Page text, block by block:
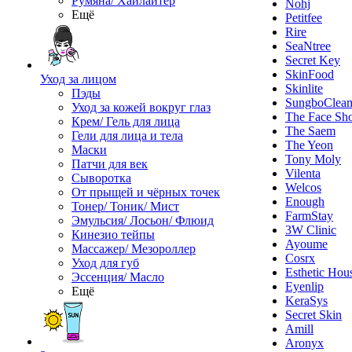
Ещё
Уход за лицом
Пэды
Уход за кожей вокруг глаз
Крем/ Гель для лица
Гели для лица и тела
Маски
Патчи для век
Сыворотка
От прыщей и чёрных точек
Тонер/ Тоник/ Мист
Эмульсия/ Лосьон/ Флюид
Кинезио тейпы
Массажер/ Мезороллер
Уход для губ
Эссенция/ Масло
Ещё
Nohj
Petitfee
Rire
SeaNtree
Secret Key
SkinFood
Skinlite
The Face
The Saem
The Yeon
Tony Moly
Vilenta
Welcos
Enough
FarmStay
3W Clinic
Ayoume
Cosrx
Esthetic
Eyenlip
KeraSys
Secret Skin
Amill
Aronyx